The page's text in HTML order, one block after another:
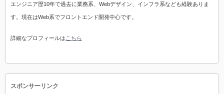
エンジニア歴10年で過去に業務系、Webデザイン、インフラ系なども経験ありま
す。現在はWeb系でフロントエンド開発中心です。
詳細なプロフィールはこちら
スポンサーリンク